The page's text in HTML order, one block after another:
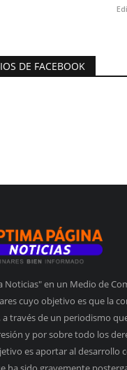
DE FACEBOOK
Noticias" en un Medio de
cuyo objetivo es que la
través de un periodismo
y por sobre todo los
es aportar al desarrollo